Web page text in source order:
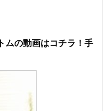
ムの動画はコチラ！手